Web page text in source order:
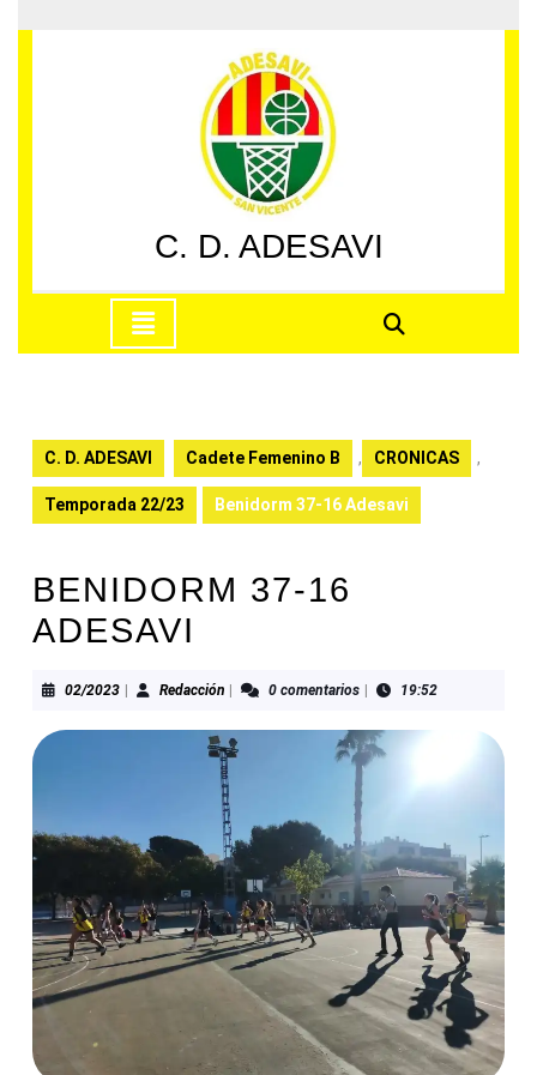
al
C. D. ADESAVI
apertura
C. D. ADESAVI Cadete Femenino B , CRONICAS ,
Temporada 22/23 Benidorm 37-16 Adesavi
BENIDORM 37-16
ADESAVI
02/202302/2023RedacciónRedacción0 comentarios 19:52